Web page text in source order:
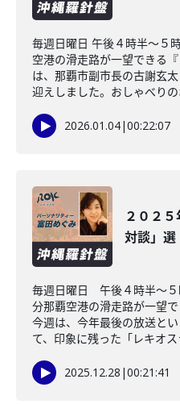
毎週日曜日 午後４時半～５
空港の滑走路が一望できる
は、那覇市副市長の古謝玄
迎えしました。おしゃべり
2026.01.04|00:22:07
２０２
対談」選
毎週日曜日 午後４時半～
分那覇空港の滑走路が一望
今週は、今年最後の放送と
て、印象に残った「レキオ
2025.12.28 |00:21:41